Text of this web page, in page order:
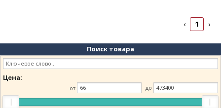
‹ 1 ›
Поиск товара
Цена:
от до